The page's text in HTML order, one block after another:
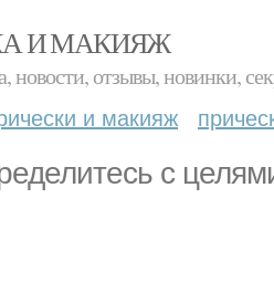
И МАКИЯЖ
отзывы, новинки,
и макияж
с